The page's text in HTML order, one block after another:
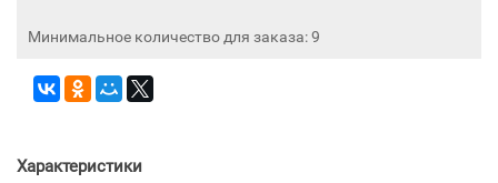
Минимальное количество для заказа: 9
Характеристики